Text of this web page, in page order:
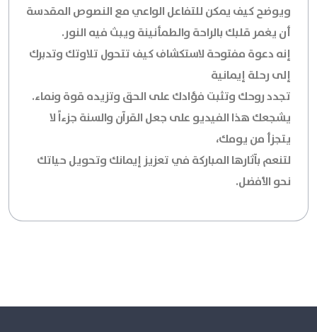
ويوضح كيف يمكن للتفاعل الواعي مع النصوص المقدسة
أن يغمر قلبك بالراحة والطمأنينة ويبث فيه النور.
إنه دعوة مفتوحة لاستكشاف كيف تتحول تلاوتك وتدبرك
إلى رحلة إيمانية
تجدد روحك وتثبت فؤادك على الحق وتزيده قوة ونماء.
يشجعك هذا الفيديو على جعل القرآن والسنة جزءاً لا
يتجزأ من يومك،
لتنعم بآثارها المباركة في تعزيز إيمانك وتحويل حياتك
نحو الأفضل.